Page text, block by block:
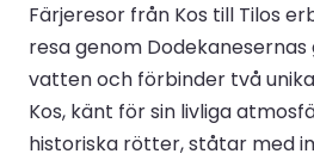
Färjeresor från Kos till Tilos
resa genom
vatten och förbinder två
Kos, känt för sin livliga
historiska rötter, ståtar med